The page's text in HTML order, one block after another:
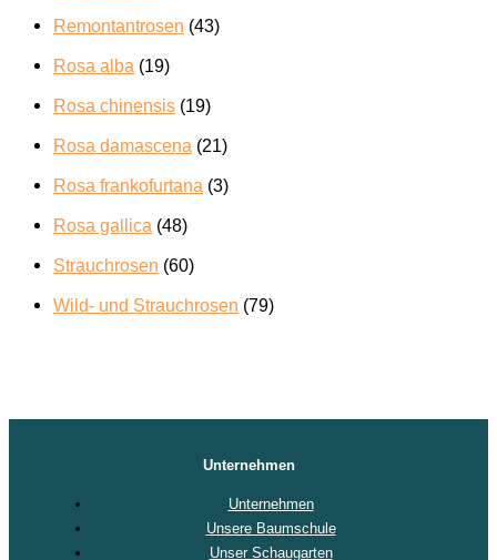
Remontantrosen (43)
Rosa alba (19)
Rosa chinensis (19)
Rosa damascena (21)
Rosa frankofurtana (3)
Rosa gallica (48)
Strauchrosen (60)
Wild- und Strauchrosen (79)
Unternehmen
Unternehmen
Unsere Baumschule
Unser Schaugarten